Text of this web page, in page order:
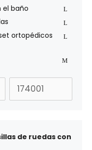
el baño
ortopédicos
de ruedas con